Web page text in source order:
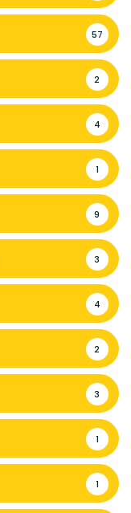
57
2
4
1
9
3
4
2
3
1
1